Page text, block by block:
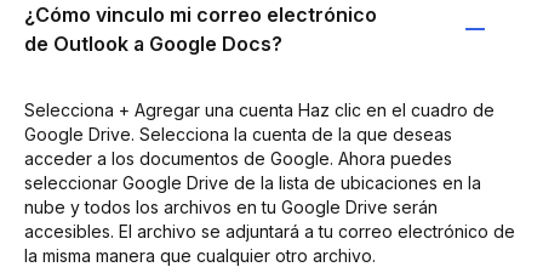
¿Cómo vinculo mi correo electrónico
de Outlook a Google Docs?
Selecciona + Agregar una cuenta Haz clic en el cuadro de
Google Drive. Selecciona la cuenta de la que deseas
acceder a los documentos de Google. Ahora puedes
seleccionar Google Drive de la lista de ubicaciones en la
nube y todos los archivos en tu Google Drive serán
accesibles. El archivo se adjuntará a tu correo electrónico de
la misma manera que cualquier otro archivo.